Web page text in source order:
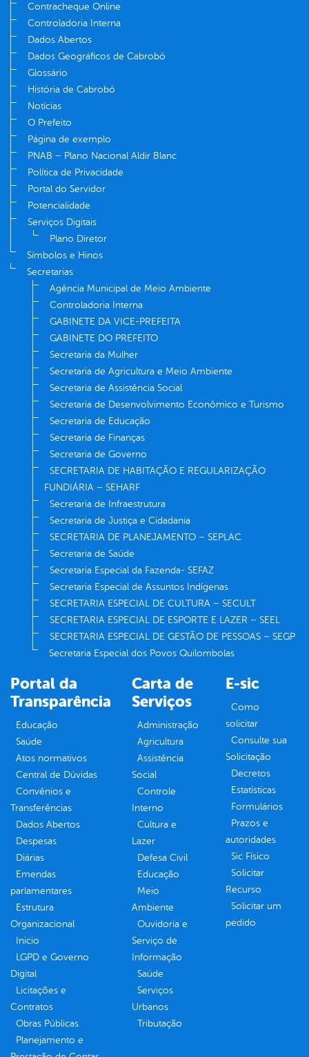
Contracheque Online
Controladoria Interna
Dados Abertos
Dados Geográficos de Cabrobó
Glossário
História de Cabrobó
Notícias
O Prefeito
Página de exemplo
PNAB – Plano Nacional Aldir Blanc
Política de Privacidade
Portal do Servidor
Potencialidade
Serviços Digitais
Plano Diretor
Símbolos e Hinos
Secretarias
Agência Municipal de Meio Ambiente
Controladoria Interna
GABINETE DA VICE-PREFEITA
GABINETE DO PREFEITO
Secretaria da Mulher
Secretaria de Agricultura e Meio Ambiente
Secretaria de Assistência Social
Secretaria de Desenvolvimento Econômico e Turismo
Secretaria de Educação
Secretaria de Finanças
Secretaria de Governo
SECRETARIA DE HABITAÇÃO E REGULARIZAÇÃO
FUNDIÁRIA – SEHARF
Secretaria de Infraestrutura
Secretaria de Justiça e Cidadania
SECRETARIA DE PLANEJAMENTO – SEPLAC
Secretaria de Saúde
Secretaria Especial da Fazenda- SEFAZ
Secretaria Especial de Assuntos Indígenas
SECRETARIA ESPECIAL DE CULTURA – SECULT
SECRETARIA ESPECIAL DE ESPORTE E LAZER – SEEL
SECRETARIA ESPECIAL DE GESTÃO DE PESSOAS – SEGP
Secretaria Especial dos Povos Quilombolas
Portal da
Transparência
Educação
Saúde
Atos normativos
Central de Dúvidas
Convênios e
Transferências
Dados Abertos
Despesas
Diárias
Emendas
parlamentares
Estrutura
Organizacional
Inicio
LGPD e Governo
Digital
Licitações e
Contratos
Obras Públicas
Planejamento e
Carta de
Serviços
Administração
Agricultura
Assistência
Social
Controle
Interno
Cultura e
Lazer
Defesa Civil
Educação
Meio
Ambiente
Ouvidoria e
Serviço de
Informação
Saúde
Serviços
Urbanos
Tributação
E-sic
Como
solicitar
Consulte sua
Solicitação
Decretos
Estatísticas
Formulários
Prazos e
autoridades
Sic Físico
Solicitar
Recurso
Solicitar um
pedido